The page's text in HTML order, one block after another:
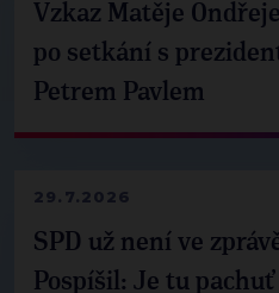
Vzkaz Matěje
po setkání s
Petrem Pavlem
29.7.2026
SPD už není ve
Pospíšil: Je tu pachuť